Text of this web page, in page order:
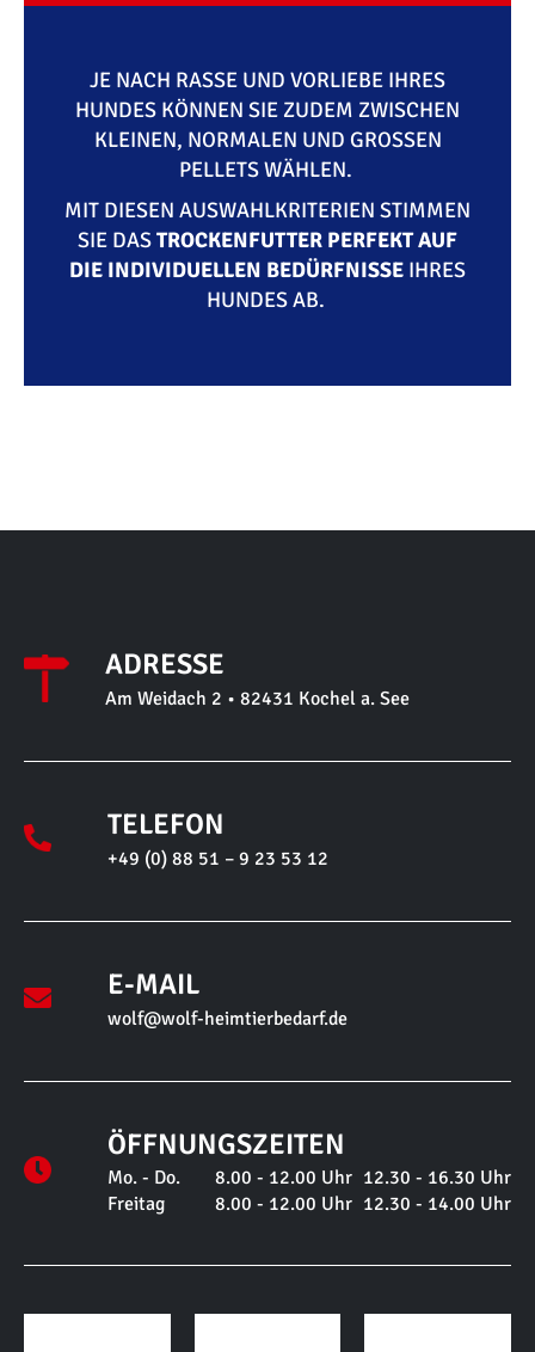
JE NACH RASSE UND VORLIEBE IHRES
HUNDES KÖNNEN SIE ZUDEM ZWISCHEN
KLEINEN, NORMALEN UND GROSSEN P
ELLETS WÄHLEN.
MIT DIESEN AUSWAHLKRITERIEN STIMMEN
SIE DASTROCKENFUTTER PERFEKT AUF
DIE INDIVIDUELLEN BEDÜRFNISSE IHRES
HUNDES AB.
ADRESSE
Am Weidach 2 • 82431 Kochel a. See
TELEFON
+49 (0) 88 51 – 9 23 53 12
E-MAIL
wolf@wolf-heimtierbedarf.de
ÖFFNUNGSZEITEN
Mo. - Do. 8.00 - 12.00 Uhr 12.30 - 16.30 Uhr
Freitag
8.00 - 12.00 Uhr 12.30 - 14.00 Uhr